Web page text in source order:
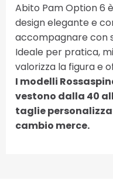
Abito Pam Option 6
design elegante e
accompagnare con
Ideale per pratica,
valorizza la figura e
I modelli
vestono dalla 40
taglie
cambio merce.